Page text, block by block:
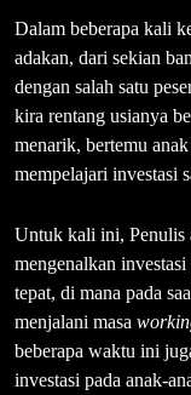
Dalam beberapa kali
adakan, dari sekian
dengan salah satu
kira rentang usianya
menarik, bertemu
mempelajari investasi
Untuk kali ini, Penulis
mengenalkan
tepat, di mana pada
menjalani masa
beberapa waktu ini
investasi pada anak-